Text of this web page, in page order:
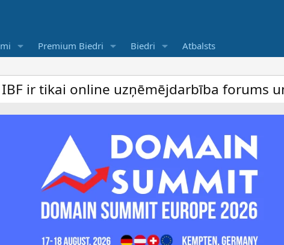
Premium Biedri Biedri Atbalsts
uzņēmējdarbība forums un bezmaksas